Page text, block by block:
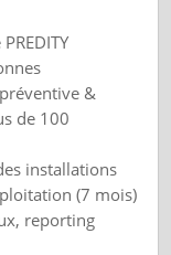
&
de 100
installations
(7 mois)
reporting